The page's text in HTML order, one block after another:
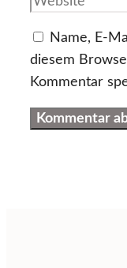
Name, E-
diesem
Kommentar